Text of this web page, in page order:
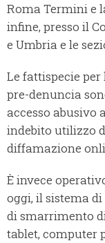
Roma Termini e
infine, presso il
e Umbria e le
Le fattispecie per
pre-denuncia
accesso abusivo
indebito utilizzo
diffamazione
È invece
oggi, il sistema
di smarrimento
tablet, computer